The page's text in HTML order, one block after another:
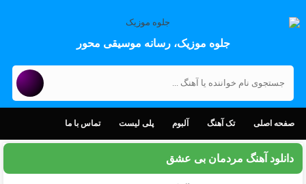
جلوه موزیک، رسانه موسیقی محور
صفحه اصلی تک آهنگ آلبوم پلی لیست تماس با ما
دانلود آهنگ مردمان بی عشق